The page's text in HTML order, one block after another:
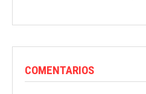
COMENTARIOS